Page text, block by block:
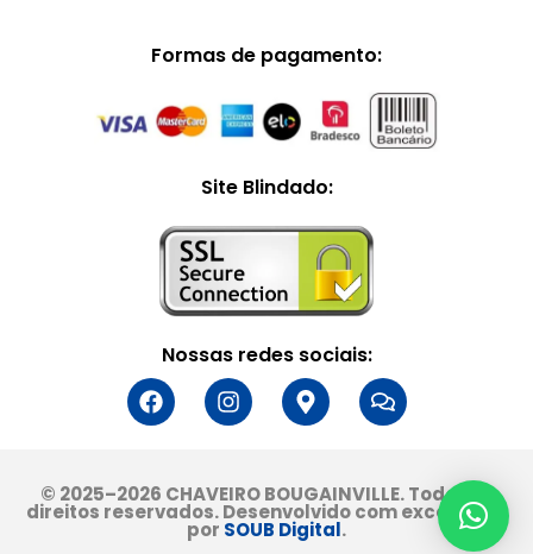
Formas de pagamento:
Site Blindado:
Nossas redes sociais:
© 2025–2026 CHAVEIRO BOUGAINVILLE. Todos os
direitos reservados. Desenvolvido com excelência
por SOUB Digital.